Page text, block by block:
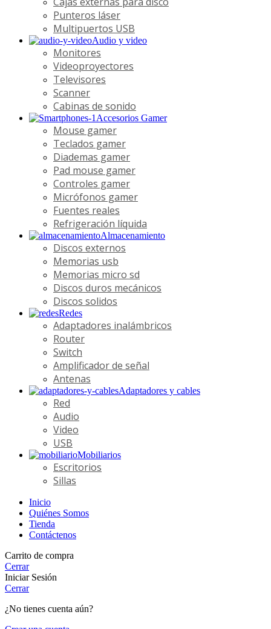
Punteros láser
Multipuertos USB
Audio y video
Monitores
Videoproyectores
Televisores
Scanner
Cabinas de sonido
Accesorios Gamer
Mouse gamer
Teclados gamer
Diademas gamer
Pad mouse gamer
Controles gamer
Micrófonos gamer
Fuentes reales
Refrigeración líquida
Almacenamiento
Discos externos
Memorias usb
Memorias micro sd
Discos duros mecánicos
Discos solidos
Redes
Adaptadores inalámbricos
Router
Switch
Amplificador de señal
Antenas
Adaptadores y cables
Red
Audio
Video
USB
Mobiliarios
Escritorios
Sillas
Inicio
Quiénes Somos
Tienda
Contáctenos
Carrito de compra
Cerrar
Iniciar Sesión
Cerrar
¿No tienes cuenta aún?